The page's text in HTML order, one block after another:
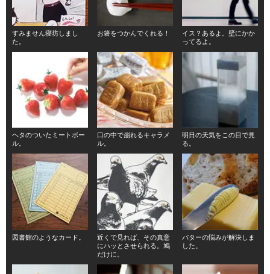
すみません寝坊しまし
た。
お箸をつかんでくれる！
イス？あるよ。壁にかか
ってるよ。
ヘタのついたミートボー
ル。
口の中で崩れるキャラメ
ル。
明日の天気をこの目で見
る。
図書館のようなカード。
近くで見れば、その真意
にハッとさせられる。鳩
だけに。
バターの悩みが解決しま
した。